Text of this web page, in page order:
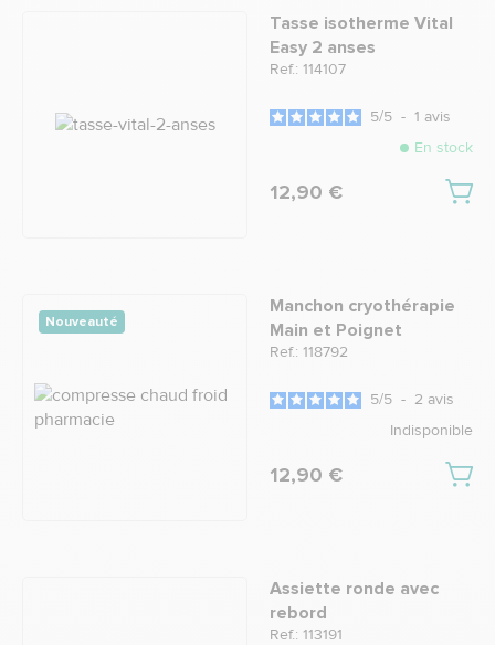
Tasse isotherme Vital
Easy 2 anses
Ref.: 114107
5/5 - 1 avis
En stock
12,90 €
Nouveauté
Manchon cryothérapie
Main et Poignet
Ref.: 118792
5/5 - 2 avis
Indisponible
12,90 €
Assiette ronde avec
rebord
Ref.: 113191